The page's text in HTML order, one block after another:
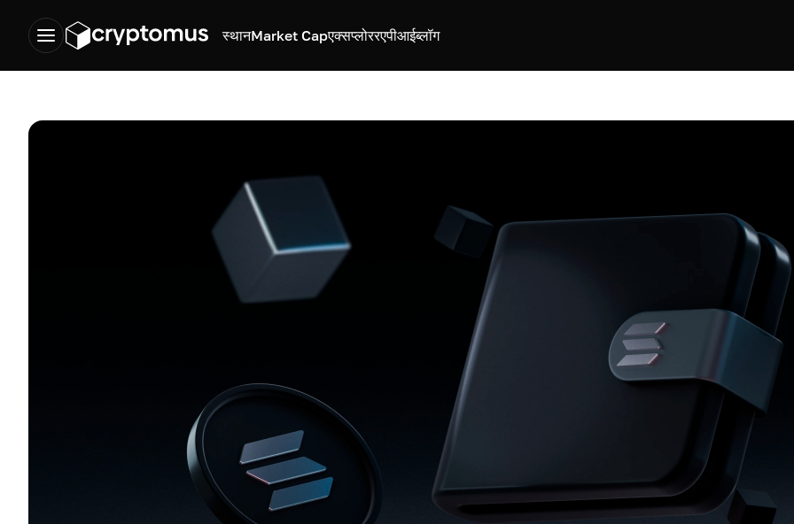
स्थानMarket Capएक्सप्लोररएपीआईब्लॉग